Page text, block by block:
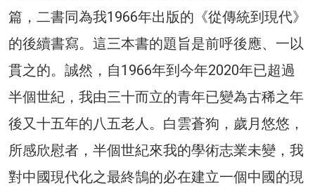
篇，二書同為我1966年出版的《從傳統到現代》
的後續書寫。這三本書的題旨是前呼後應、一以
貫之的。誠然，自1966年到今年2020年已超過
半個世紀，我由三十而立的青年已變為古稀之年
後又十五年的八五老人。白雲蒼狗，歲月悠悠，
所感欣慰者，半個世紀來我的學術志業未變，我
對中國現代化之最終鵠的必在建立一個中國的現